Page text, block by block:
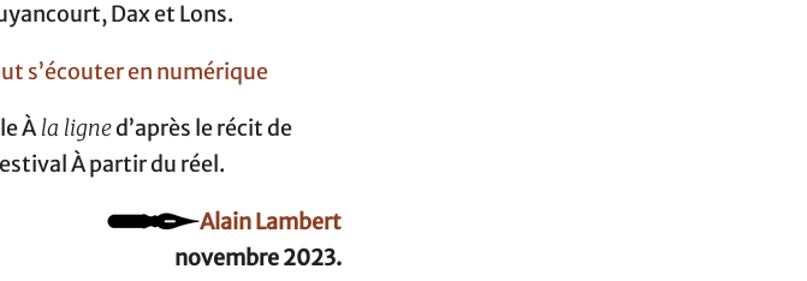
Dax et Lons.
s’écouter en numérique
À la ligned’après le récit de
À partir du réel.
Alain Lambert
novembre 2023.